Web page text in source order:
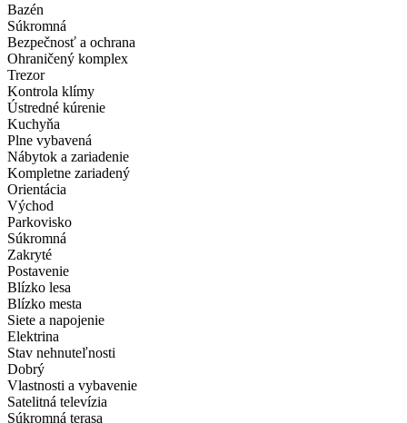
Bazén
Súkromná
Bezpečnosť a ochrana
Ohraničený komplex
Trezor
Kontrola klímy
Ústredné kúrenie
Kuchyňa
Plne vybavená
Nábytok a zariadenie
Kompletne zariadený
Orientácia
Východ
Parkovisko
Súkromná
Zakryté
Postavenie
Blízko lesa
Blízko mesta
Siete a napojenie
Elektrina
Stav nehnuteľnosti
Dobrý
Vlastnosti a vybavenie
Satelitná televízia
Súkromná terasa